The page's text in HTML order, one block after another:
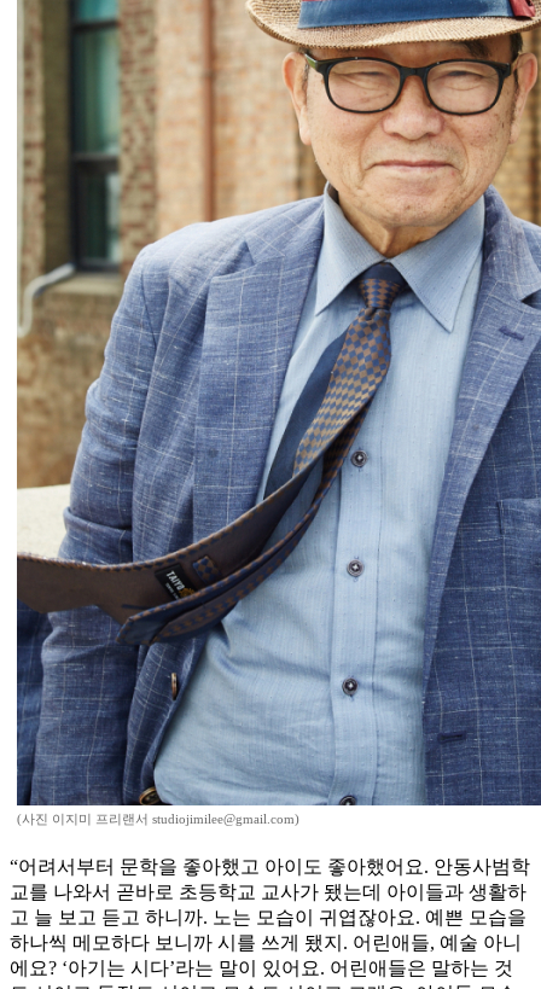
(사진 이지미 프리랜서 studiojimilee@gmail.com)
“어려서부터 문학을 좋아했고 아이도 좋아했어요. 안동사범학
교를 나와서 곧바로 초등학교 교사가 됐는데 아이들과 생활하
고 늘 보고 듣고 하니까. 노는 모습이 귀엽잖아요. 예쁜 모습을
하나씩 메모하다 보니까 시를 쓰게 됐지. 어린애들, 예술 아니
에요? ‘아기는 시다’라는 말이 있어요. 어린애들은 말하는 것